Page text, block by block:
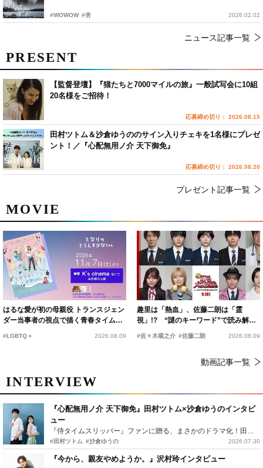
#WOWOW #杏 2026.02.02
ニュース記事一覧
MOVIE
はるな愛が初の母親役 トランスジェン
ダー当事者の視点で描く青春タイムス
#LGBTQ＋ 2026.08.09
趣里は「熱血」、佐藤二朗は「霊
視」!? “謎のキーワード”で読み解く
『踊る大捜査線 N.E.W.』新メンバー
#佐々木蔵之介 #佐藤二朗 2026.08.09
動画記事一覧
INTERVIEW
『心配無用ノ介 天下御免』田村ツトム×沙倉ゆうのインタビ
ュー
『侍タイムスリッパー』ファンに贈る、まさかのドラマ化！田村ツトム×沙倉ゆうのが語る『心配無用ノ介』撮影秘話
#田村ツトム #沙倉ゆうの 2026.07.30
『今から、親友やめようか。』沢村玲インタビュー
PRESENT
【監督登壇】『猫たちと7000マイルの旅』一般試写会に10組
20名様をご招待！
応募締め切り： 2026.08.15
田村ツトム＆沙倉ゆうののサイン入りチェキを1名様にプレゼ
ント！／『心配無用ノ介 天下御免』
応募締め切り： 2026.08.20
プレゼント記事一覧